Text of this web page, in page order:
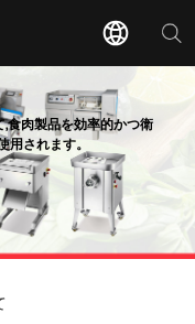
食肉製品を効率的かつ衛
用されます。